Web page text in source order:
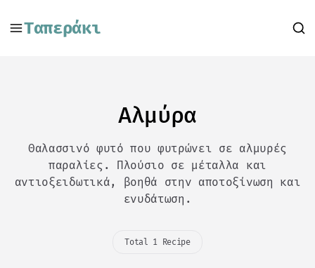
Ταπεράκι
Αλμύρα
Θαλασσινό φυτό που φυτρώνει σε αλμυρές
παραλίες. Πλούσιο σε μέταλλα και
αντιοξειδωτικά, βοηθά στην αποτοξίνωση και
ενυδάτωση.
Total 1 Recipe